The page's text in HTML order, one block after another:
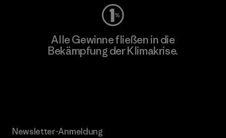
Alle Gewinne fließen in die
Bekämpfung der Klimakrise.
Newsletter-Anmeldung